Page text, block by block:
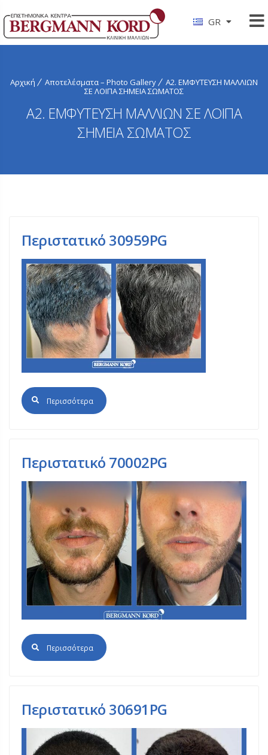
GR
Αρχική Αποτελέσματα – Photo Gallery
Α2. ΕΜΦΥΤΕΥΣΗ ΜΑΛΛΙΩΝ
ΣΕ ΛΟΙΠΑ ΣΗΜΕΙΑ ΣΩΜΑΤΟΣ
Α2. ΕΜΦΥΤΕΥΣΗ ΜΑΛΛΙΩΝ ΣΕ ΛΟΙΠΑ
ΣΗΜΕΙΑ ΣΩΜΑΤΟΣ
Περιστατικό 30959PG
Περισσότερα
Περιστατικό 70002PG
Περισσότερα
Περιστατικό 30691PG